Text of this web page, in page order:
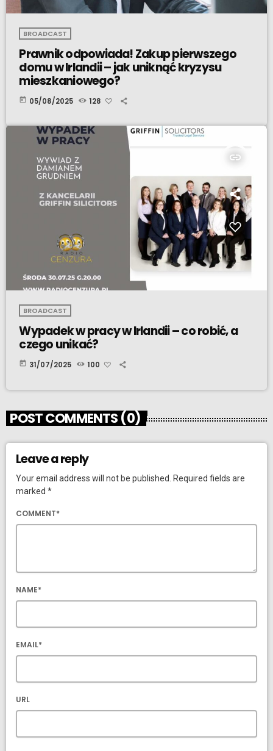
BROADCAST
Prawnik odpowiada! Zakup pierwszego
domu w Irlandii – jak uniknąć kryzysu
mieszkaniowego?
today 05/08/2025 128
insert_link
BROADCAST
Wypadek w pracy w Irlandii – co robić, a
czego unikać?
today 31/07/2025 100
POST COMMENTS (0)
Leave a reply
Your email address will not be published. Required fields are
marked *
COMMENT*
NAME*
EMAIL*
URL